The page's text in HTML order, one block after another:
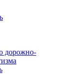
дорожно-